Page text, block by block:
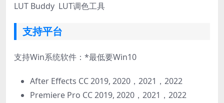
LUT Buddy LUT调色工具
支持平台
支持Win系统软件：*最低要Win10
After Effects CC 2019, 2020，2021，2022
Premiere Pro CC 2019, 2020，2021，2022